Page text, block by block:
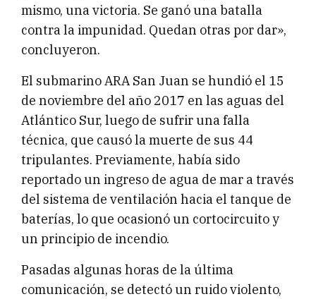
mismo, una victoria. Se ganó una batalla
contra la impunidad. Quedan otras por dar»,
concluyeron.
El submarino ARA San Juan se hundió el 15
de noviembre del año 2017 en las aguas del
Atlántico Sur, luego de sufrir una falla
técnica, que causó la muerte de sus 44
tripulantes. Previamente, había sido
reportado un ingreso de agua de mar a través
del sistema de ventilación hacia el tanque de
baterías, lo que ocasionó un cortocircuito y
un principio de incendio.
Pasadas algunas horas de la última
comunicación, se detectó un ruido violento,